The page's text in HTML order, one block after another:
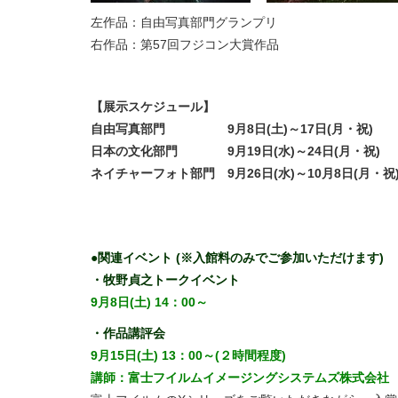
左作品：自由写真部門グランプリ
右作品：第57回フジコン大賞作品
【展示スケジュール】
自由写真部門 9月8日(土)～17日(月・祝)
日本の文化部門 9月19日(水)～24日(月・祝)
ネイチャーフォト部門 9月26日(水)～10月8日(月・祝)
●関連イベント (※入館料のみでご参加いただけます)
・牧野貞之トークイベント
9月8日(土) 14：00～
・作品講評会
9月15日(土) 13：00～(２時間程度)
講師：富士フイルムイメージングシステムズ株式会